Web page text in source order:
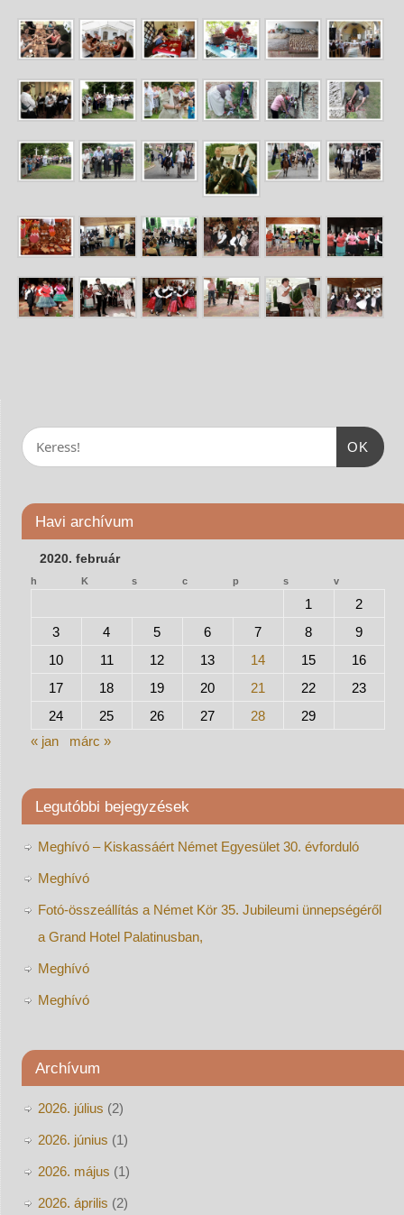
OK
Havi archívum
2020. február
h K s c p s v
1
2
3
4 5 6 7 8
9
10
11 12 13 14 15
16
17
18 19 20 21 22
23
24
25 26 27 28
29
« jan
márc »
Legutóbbi bejegyzések
Meghívó – Kiskassáért Német Egyesület 30. évforduló
Meghívó
Fotó-összeállítás a Német Kör 35. Jubileumi ünnepségéről
a Grand Hotel Palatinusban,
Meghívó
Meghívó
Archívum
2026. július (2)
2026. június (1)
2026. május (1)
2026. április (2)